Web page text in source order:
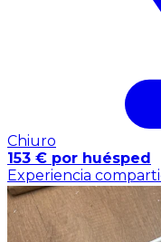
Chiuro
153 € por huésped
Experiencia